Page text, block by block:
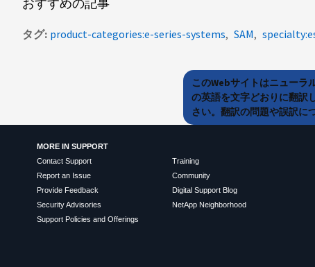
タグ product-categories:e-series-systems SAM
このWebサイトはニューラ
の英語を文字どおりに翻訳
さい。翻訳の問題や誤訳に
MORE IN SUPPORT
Contact Support
Report an Issue
Provide Feedback
Security Advisories
Support Policies and Offerings
Training
Community
Digital Support Blog
NetApp Neighborhood